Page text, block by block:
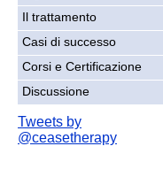
Il trattamento
Casi di successo
Corsi e Certificazione
Discussione
Tweets by
@ceasetherapy